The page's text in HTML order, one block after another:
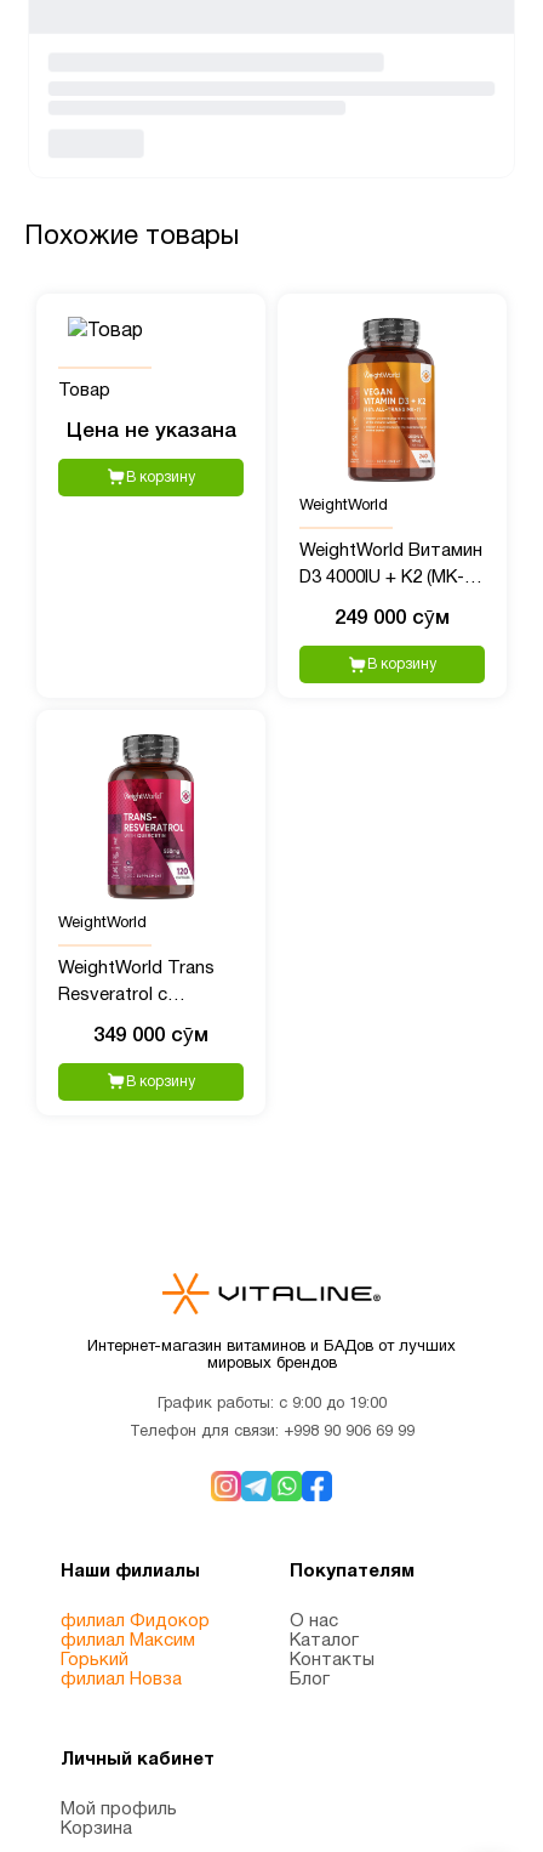
Похожие товары
Товар
Цена не указана
В корзину
WeightWorld
WeightWorld Витамин
D3 4000IU + K2 (MK-7)
249 000 сӯм
В корзину
WeightWorld
WeightWorld Trans
Resveratrol с
349 000 сӯм
В корзину
Интернет-магазин витаминов и БАДов от лучших
мировых брендов
График работы: с 9:00 до 19:00
Телефон для связи: +998 90 906 69 99
Наши филиалы
филиал Фидокор
филиал Максим
Горький
филиал Новза
Покупателям
О нас
Каталог
Контакты
Блог
Личный кабинет
Мой профиль
Корзина